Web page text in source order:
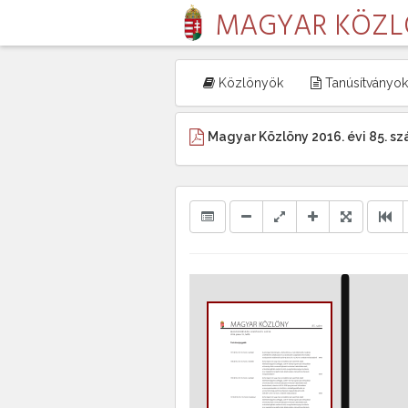
MAGYAR
Közlönyök Tanúsítványok
Magyar Közlöny 2016. évi 85.